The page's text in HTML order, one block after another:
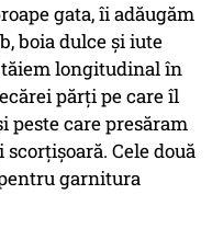
gata, îi adăugăm
boia dulce și iute
longitudinal în
părți pe care îl
peste care presăram
Cele două
garnitura